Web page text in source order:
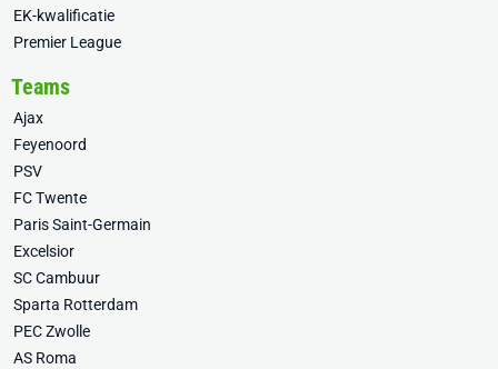
EK-kwalificatie
Premier League
Teams
Ajax
Feyenoord
PSV
FC Twente
Paris Saint-Germain
Excelsior
SC Cambuur
Sparta Rotterdam
PEC Zwolle
AS Roma